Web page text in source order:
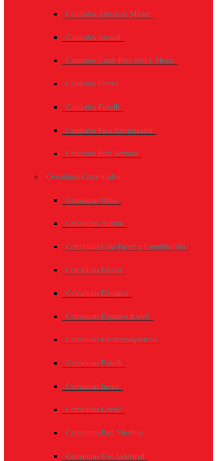
Candados American Máster
Candados Austral
Candados Cable Para Bici Y Motos
Candados Dexter
Candados Faitelli
Candados Para Refrigerador
Candados Para Ventana
Cerraduras Comerciales
Cerraduras Abba
Cerraduras Austral
Cerraduras Caja Fuerte y Combinación
Cerraduras Dexter
Cerraduras Digitales
Cerraduras Digitales Excell
Cerraduras Electromagneticas
Cerraduras Faitelli
Cerraduras Inoxx
Cerraduras Locky
Cerraduras Para Muebles
Cerraduras Uso Industrial